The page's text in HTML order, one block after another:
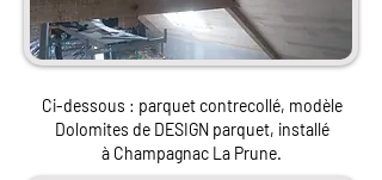
Ci-dessous : parquet contrecollé, modèle
Dolomites de DESIGN parquet, installé
à Champagnac La Prune.